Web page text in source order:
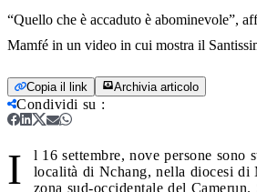
“Quello che è accaduto è abominevole”,
Mamfé in un video in cui mostra il
Copia il link Archivia articolo
Condividi su :
I
l 16 settembre, nove persone sono
località di Nchang, nella diocesi di
zona sud-occidentale del